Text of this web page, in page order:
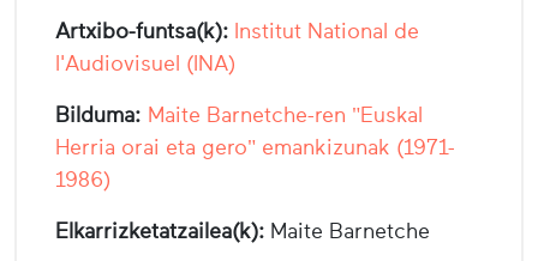
Artxibo-funtsa(k): Institut National de
l'Audiovisuel (INA)
Bilduma: Maite Barnetche-ren "Euskal
Herria orai eta gero" emankizunak (1971-
1986)
Elkarrizketatzailea(k): Maite Barnetche